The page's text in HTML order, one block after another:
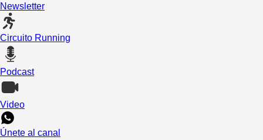
Newsletter
Circuito Running
Podcast
Video
Únete al canal